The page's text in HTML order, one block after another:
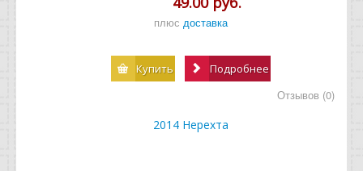
плюс доставка
Купить Подробнее
Отзывов (0)
2014 Нерехта